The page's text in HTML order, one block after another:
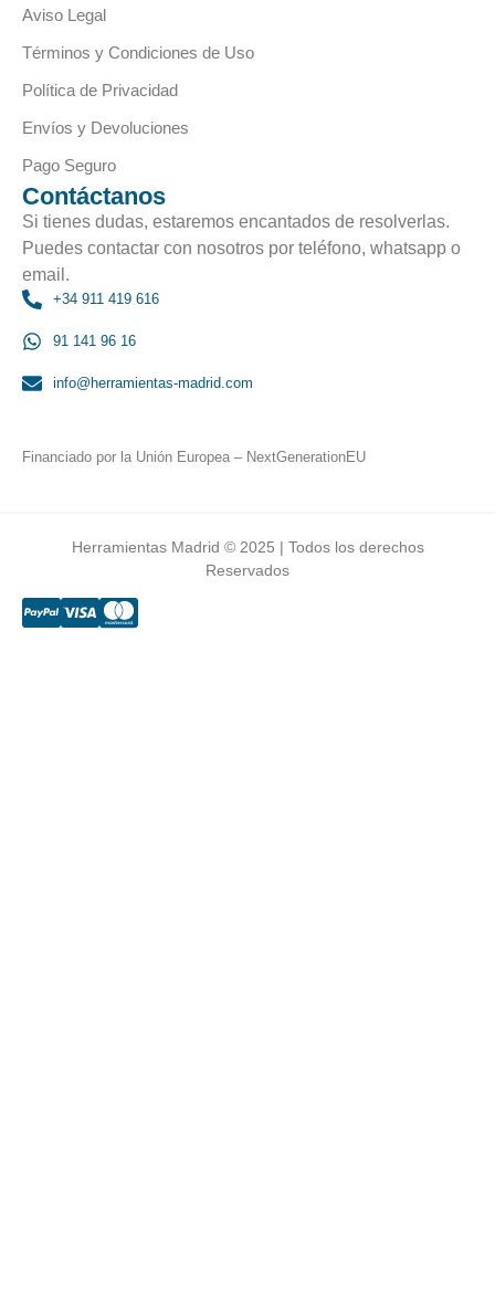
Aviso Legal
Términos y Condiciones de Uso
Política de Privacidad
Envíos y Devoluciones
Pago Seguro
Contáctanos
Si tienes dudas, estaremos encantados de resolverlas.
Puedes contactar con nosotros por teléfono, whatsapp o
email.
+34 911 419 616
91 141 96 16
info@herramientas-madrid.com
Financiado por la Unión Europea – NextGenerationEU
Herramientas Madrid © 2025 | Todos los derechos
Reservados